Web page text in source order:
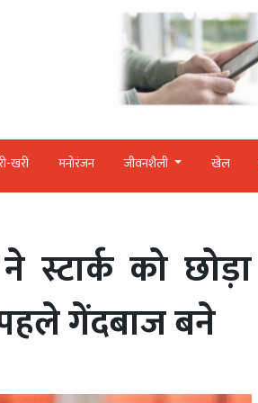
खरी मनोरंजन जीवनशैली खेल
स्टार्क को छोड़ा
गेंदबाज बने